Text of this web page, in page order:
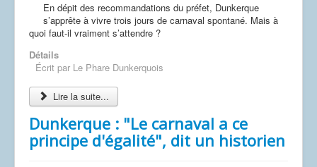
En dépit des recommandations du préfet, Dunkerque
s’apprête à vivre trois jours de carnaval spontané. Mais à
quoi faut-il vraiment s’attendre ?
Détails
Écrit par Le Phare Dunkerquois
Lire la suite...
Dunkerque : "Le carnaval a ce
principe d'égalité", dit un historien